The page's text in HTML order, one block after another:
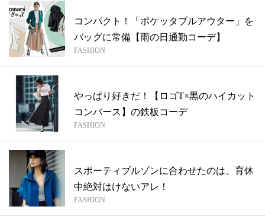
コンパクト！「ポケッタブルアウター」を
バッグに常備【雨の日通勤コーデ】
FASHION
やっぱり好きだ！【ロゴT×黒のハイカット
コンバース】の鉄板コーデ
FASHION
スポーティブルゾンに合わせたのは、育休
中絶対はけないアレ！
FASHION